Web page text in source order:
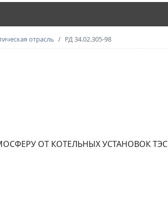
отрасль РД 34.02.305-98
ОТ КОТЕЛЬНЫХ УСТАНОВОК ТЭС